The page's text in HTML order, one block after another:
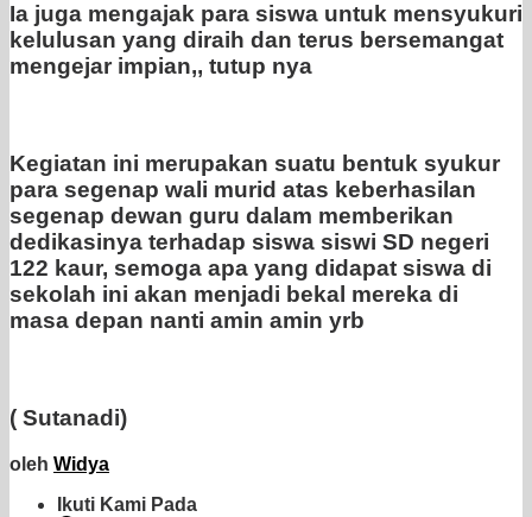
Ia juga mengajak para siswa untuk mensyukuri
kelulusan yang diraih dan terus bersemangat
mengejar impian,, tutup nya
Kegiatan ini merupakan suatu bentuk syukur
para segenap wali murid atas keberhasilan
segenap dewan guru dalam memberikan
dedikasinya terhadap siswa siswi SD negeri
122 kaur, semoga apa yang didapat siswa di
sekolah ini akan menjadi bekal mereka di
masa depan nanti amin amin yrb
( Sutanadi)
oleh Widya
Ikuti Kami Pada